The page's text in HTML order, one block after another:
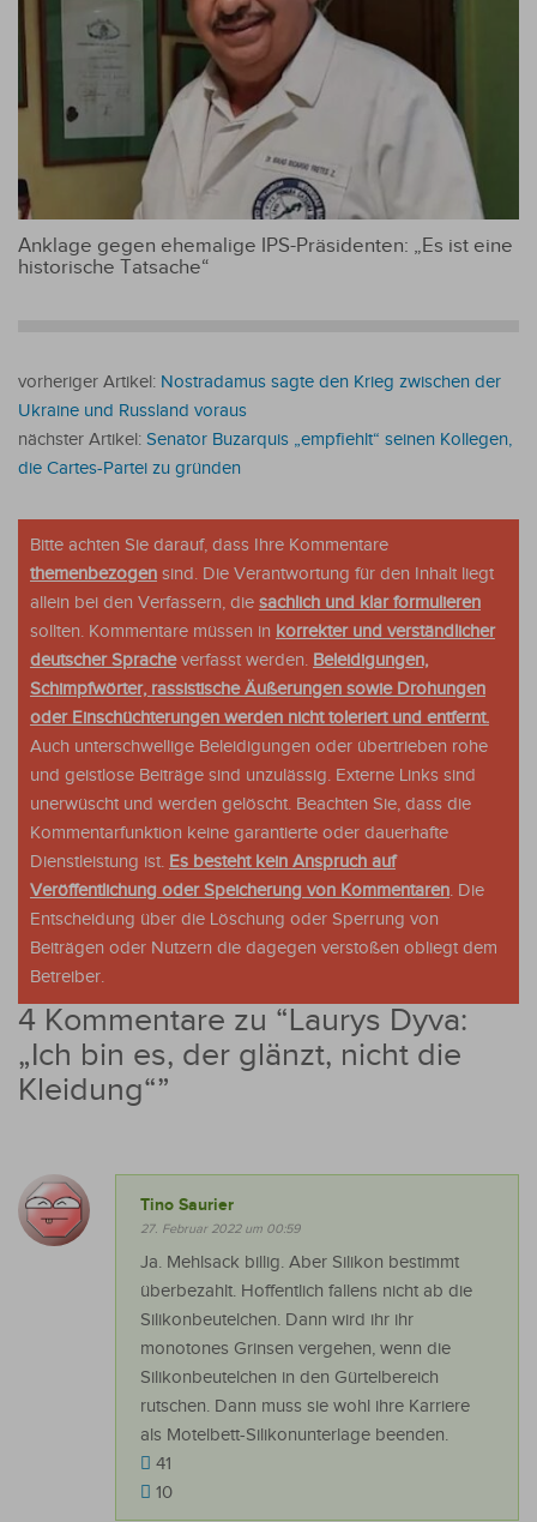
Anklage gegen ehemalige IPS-Präsidenten: „Es ist eine
historische Tatsache“
vorheriger Artikel: Nostradamus sagte den Krieg zwischen der
Ukraine und Russland voraus
nächster Artikel: Senator Buzarquis „empfiehlt“ seinen Kollegen,
die Cartes-Partei zu gründen
Bitte achten Sie darauf, dass Ihre Kommentare
themenbezogen sind. Die Verantwortung für den Inhalt liegt
allein bei den Verfassern, die sachlich und klar formulieren
sollten. Kommentare müssen in korrekter und verständlicher
deutscher Spracheverfasst werden. Beleidigungen,
Schimpfwörter, rassistische Äußerungen sowie Drohungen
oder Einschüchterungen werden nicht toleriert und entfernt.
Auch unterschwellige Beleidigungen oder übertrieben rohe
und geistlose Beiträge sind unzulässig. Externe Links sind
unerwüscht und werden gelöscht. Beachten Sie, dass die
Kommentarfunktion keine garantierte oder dauerhafte
Dienstleistung ist. Es besteht kein Anspruch auf
Veröffentlichung oder Speicherung von Kommentaren. Die
Entscheidung über die Löschung oder Sperrung von
Beiträgen oder Nutzern die dagegen verstoßen obliegt dem
Betreiber.
4 Kommentare zu “Laurys Dyva:
„Ich bin es, der glänzt, nicht die
Kleidung“”
Tino Saurier
27. Februar 2022 um 00:59
Ja. Mehlsack billig. Aber Silikon bestimmt
überbezahlt. Hoffentlich fallens nicht ab die
Silikonbeutelchen. Dann wird ihr ihr
monotones Grinsen vergehen, wenn die
Silikonbeutelchen in den Gürtelbereich
rutschen. Dann muss sie wohl ihre Karriere
als Motelbett-Silikonunterlage beenden.
41
10